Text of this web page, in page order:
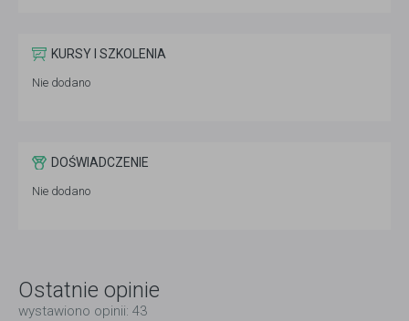
KURSY I SZKOLENIA
Nie dodano
DOŚWIADCZENIE
Nie dodano
Ostatnie opinie
wystawiono opinii: 43